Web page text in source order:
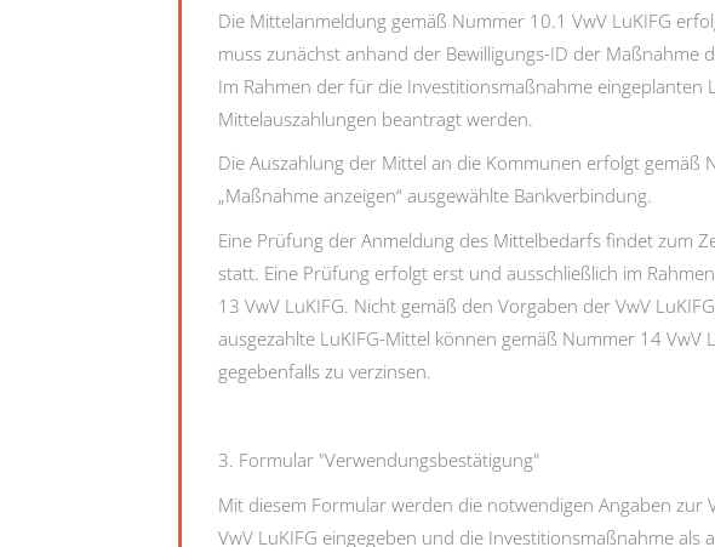
Die Mittelanmeldung gemäß Nummer 10.1 VwV LuKIFG
muss zunächst anhand der Bewilligungs-ID der Maßnahme
Im Rahmen der für die Investitionsmaßnahme eingeplanten
Mittelauszahlungen beantragt werden.
Die Auszahlung der Mittel an die Kommunen erfolgt gemäß
„Maßnahme anzeigen“ ausgewählte Bankverbindung.
Eine Prüfung der Anmeldung des Mittelbedarfs findet zum
statt. Eine Prüfung erfolgt erst und ausschließlich im
13 VwV LuKIFG. Nicht gemäß den Vorgaben der VwV
ausgezahlte LuKIFG-Mittel können gemäß Nummer 14 VwV
gegebenfalls zu verzinsen.
3. Formular "Verwendungsbestätigung"
Mit diesem Formular werden die notwendigen Angaben zur
VwV LuKIFG eingegeben und die Investitionsmaßnahme als